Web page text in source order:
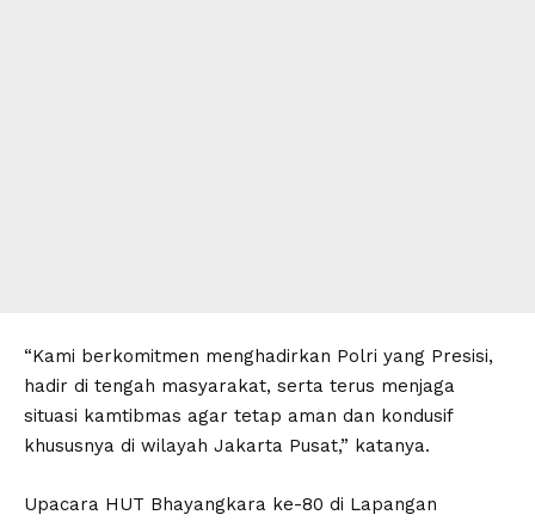
“Kami berkomitmen menghadirkan Polri yang Presisi,
hadir di tengah masyarakat, serta terus menjaga
situasi kamtibmas agar tetap aman dan kondusif
khususnya di wilayah Jakarta Pusat,” katanya.
Upacara HUT Bhayangkara ke-80 di Lapangan